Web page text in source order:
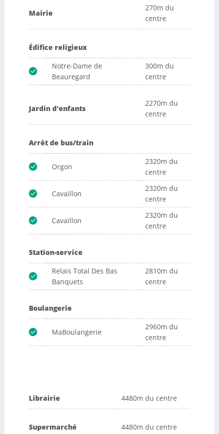
Mairie
270m du
centre
Édifice religieux
Notre-Dame de
Beauregard
300m du
centre
Jardin d'enfants
2270m du
centre
Arrêt de bus/train
Orgon
2320m du
centre
Cavaillon
2320m du
centre
Cavaillon
2320m du
centre
Station-service
Relais Total Des Bas
Banquets
2810m du
centre
Boulangerie
MaBoulangerie
2960m du
centre
Librairie 4480m du centre
Supermarché 4480m du centre